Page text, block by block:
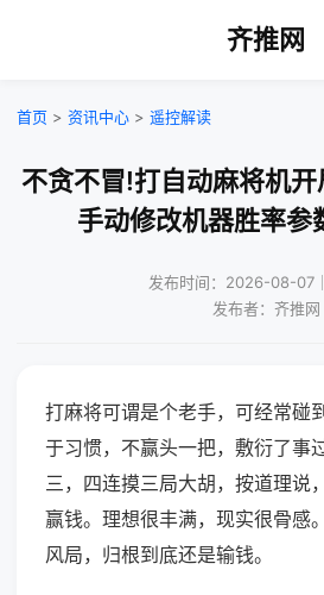
齐推网
首页 > 资讯中心 > 遥控解读
不贪不冒!打自动麻将机
手动修改机器胜率参
发布时间：2026-08-07
发布者：齐推网
打麻将可谓是个老手，可经常碰
于习惯，不赢头一把，敷衍了事
三，四连摸三局大胡，按道理说
赢钱。理想很丰满，现实很骨感
风局，归根到底还是输钱。